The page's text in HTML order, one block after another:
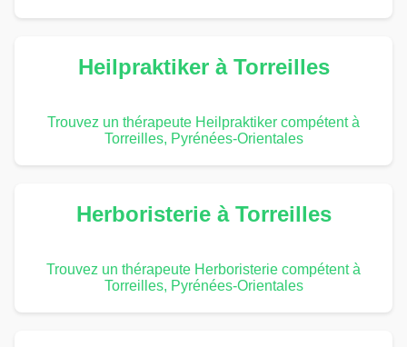
Heilpraktiker à Torreilles
Trouvez un thérapeute Heilpraktiker compétent à
Torreilles, Pyrénées-Orientales
Herboristerie à Torreilles
Trouvez un thérapeute Herboristerie compétent à
Torreilles, Pyrénées-Orientales